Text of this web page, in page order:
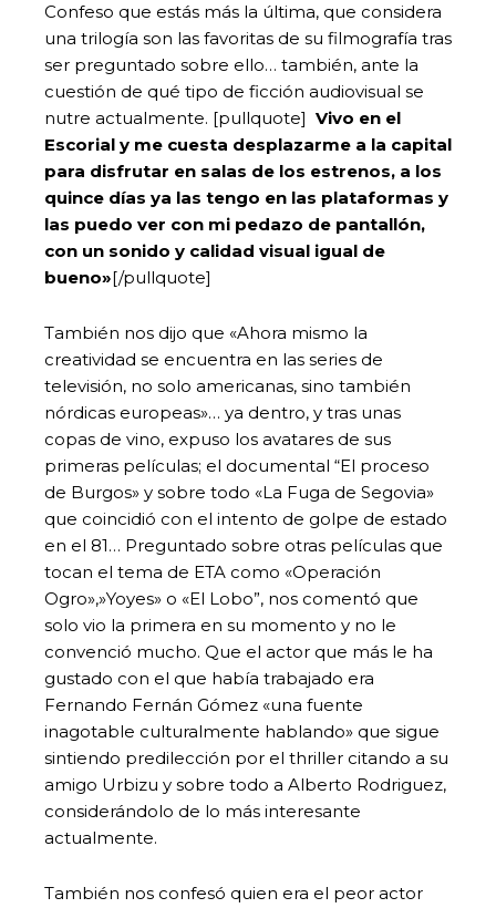
Confeso que estás más la última, que considera
una trilogía son las favoritas de su filmografía tras
ser preguntado sobre ello… también, ante la
cuestión de qué tipo de ficción audiovisual se
nutre actualmente. [pullquote] Vivo en el
Escorial y me cuesta desplazarme a la capital
para disfrutar en salas de los estrenos, a los
quince días ya las tengo en las plataformas y
las puedo ver con mi pedazo de pantallón,
con un sonido y calidad visual igual de
bueno»[/pullquote]
También nos dijo que «Ahora mismo la
creatividad se encuentra en las series de
televisión, no solo americanas, sino también
nórdicas europeas»… ya dentro, y tras unas
copas de vino, expuso los avatares de sus
primeras películas; el documental “El proceso
de Burgos» y sobre todo «La Fuga de Segovia»
que coincidió con el intento de golpe de estado
en el 81… Preguntado sobre otras películas que
tocan el tema de ETA como «Operación
Ogro»,»Yoyes» o «El Lobo”, nos comentó que
solo vio la primera en su momento y no le
convenció mucho. Que el actor que más le ha
gustado con el que había trabajado era
Fernando Fernán Gómez «una fuente
inagotable culturalmente hablando» que sigue
sintiendo predilección por el thriller citando a su
amigo Urbizu y sobre todo a Alberto Rodriguez,
considerándolo de lo más interesante
actualmente.
También nos confesó quien era el peor actor